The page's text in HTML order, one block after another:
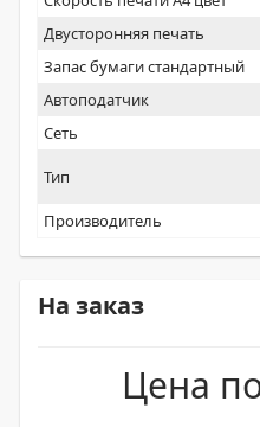
Двусторонняя печать
Запас бумаги стандартный
Автоподатчик
Сеть
Тип
Производитель
На заказ
Цена